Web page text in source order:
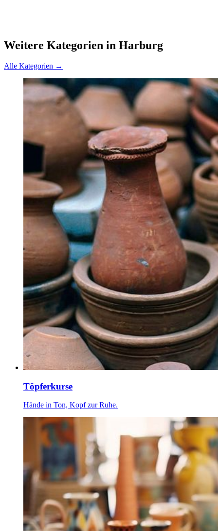
Weitere Kategorien in Harburg
Alle Kategorien →
Töpferkurse
Hände in Ton, Kopf zur Ruhe.